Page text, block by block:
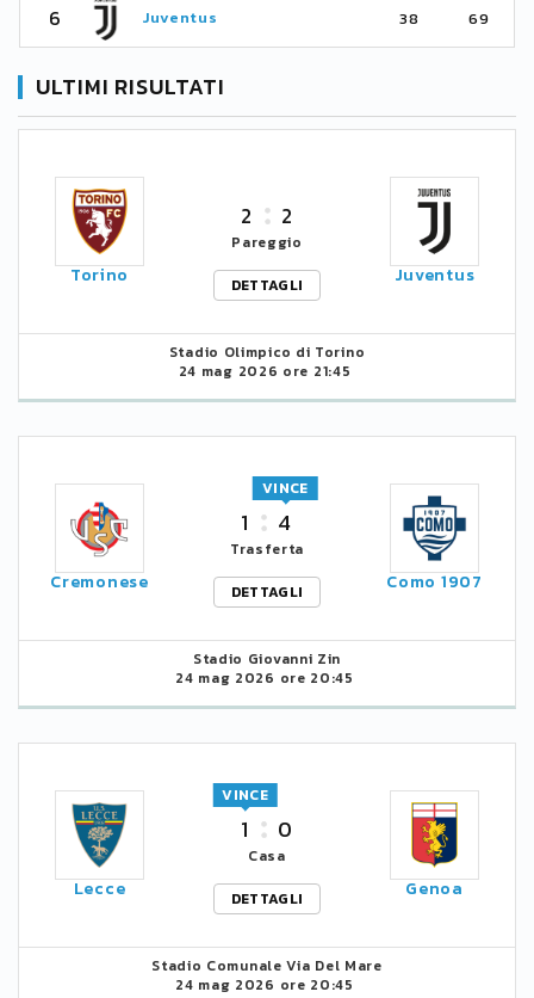
6 Juventus 38 69
ULTIMI RISULTATI
Torino
2 2
Pareggio
DETTAGLI
Juventus
Stadio Olimpico di Torino
24 mag 2026 ore 21:45
Cremonese
1 4
VINCE
Trasferta
DETTAGLI
Como 1907
Stadio Giovanni Zin
24 mag 2026 ore 20:45
Lecce
1
VINCE
0
Casa
DETTAGLI
Genoa
Stadio Comunale Via Del Mare
24 mag 2026 ore 20:45